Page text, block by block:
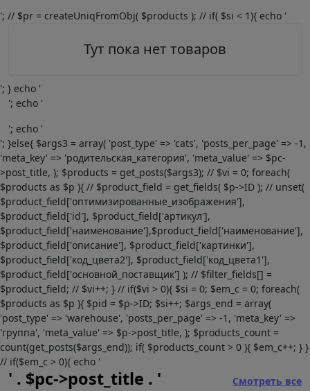
'; // $pr = createUniqFromObj( $products ); // if( $si < 1){ echo '
Тут пока нет товаров
'; } echo '
'; echo '
'; echo '
'; }else{ $args3 = array( 'post_type' => 'cats', 'posts_per_page' => -1,
'meta_key' => 'родительская_категория', 'meta_value' => $pc-
>post_title, ); $products = get_posts($args3); // $vi = 0; foreach(
$products as $p ){ // $product_field = get_fields( $p->ID ); // unset(
$product_field['оптимизированные_изображения'],
$product_field['id'], $product_field['артикул'],
$product_field['наименование'],$product_field['наименование'],
$product_field['описание'], $product_field['картинки'],
$product_field['код_цвета2'], $product_field['код_цвета1'],
$product_field['основной_поставщик'] ); // $filter_fields[] =
$product_field; // $vi++; } // if($vi > 0){ $si = 0; $em_c = 0; foreach(
$products as $p ){ $pid = $p->ID; $si++; $args_end = array(
'post_type' => 'warehouse', 'posts_per_page' => -1, 'meta_key' =>
'группа', 'meta_value' => $p->post_title, ); $products_count =
count(get_posts($args_end)); if( $products_count > 0 ){ $em_c++; } }
// if($em_c > 0){ echo '
' . $pc->post_title . '
Смотреть все